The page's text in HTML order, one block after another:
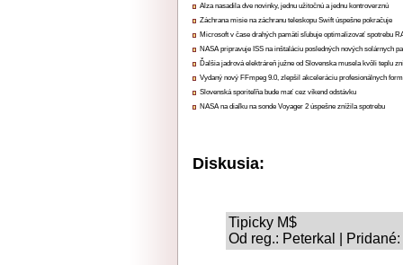
Alza nasadila dve novinky, jednu užitočnú a jednu kontroverznú
Záchrana misie na záchranu teleskopu Swift úspešne pokračuje
Microsoft v čase drahých pamätí sľubuje optimalizovať spotrebu
NASA pripravuje ISS na inštaláciu posledných nových solárnych
Ďalšia jadrová elektráreň južne od Slovenska musela kvôli teplu
Vydaný nový FFmpeg 9.0, zlepšil akceleráciu profesionálnych
Slovenská sporiteľňa bude mať cez víkend odstávku
NASA na diaľku na sonde Voyager 2 úspešne znížila spotrebu
Diskusia:
Tipicky M$
Od reg.: Peterkal |